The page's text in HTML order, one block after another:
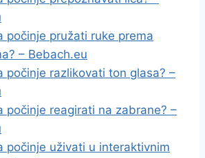
počinje pružati ruke prema
– Bebach.eu
počinje razlikovati ton glasa? –
počinje reagirati na zabrane? –
počinje uživati u interaktivnim